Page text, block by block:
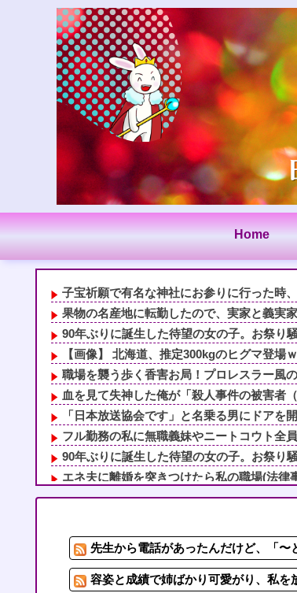
Home
子宝祈願で有名な神社にお参りに行った時
果物の名産地に転勤したので、実家と義実
90年ぶりに誕生した待望の女の子。お祭り
【画像】 北海道、推定300kgのヒグマ登場
職場を襲う歩く香害お局！プロレスラー風
血を見て失神した俺が「殺人事件の被害者
「日本放送協会です」と名乗る男にドア
フル勤務の私に無職義妹やニートコウト全
90年ぶりに誕生した待望の女の子。お祭り
エネ夫に離婚を突きつけたら私の職場(法律
年収1500万の父が退職。父「退職金も渡し
容姿と成績で姉ばかり可愛がり、私を放
「ﾀﾋねば保険金出る」と友人を追いつめた
「お皿は綺麗だけど食べ方が汚い」焼き
先生から電話があったんだけど、「
容姿と成績で姉ばかり可愛がり、私